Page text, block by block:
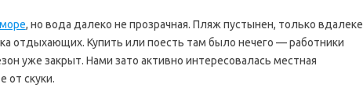
, но вода далеко не прозрачная. Пляж пустынен, только вдалеке
отдыхающих. Купить или поесть там было нечего — работники
уже закрыт. Нами зато активно интересовалась местная
от скуки.